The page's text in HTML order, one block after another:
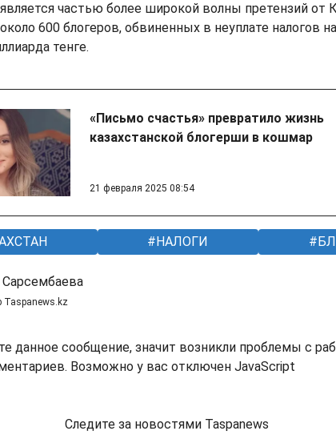
частью более широкой волны претензий от
600 блогеров, обвиненных в неуплате налогов
тенге.
«Письмо счастья» превратило жизнь
казахстанской блогерши в кошмар
21 февраля 2025 08:54
НАЛОГИ
Taspanews.kz
данное сообщение, значит возникли проблемы с
Возможно у вас отключен JavaScript
Следите за новостями Taspanews